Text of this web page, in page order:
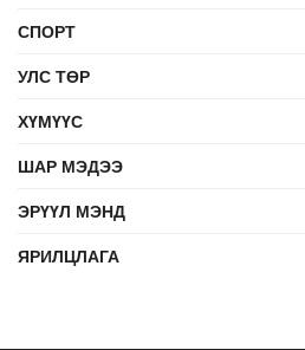
СПОРТ
УЛС ТӨР
ХҮМҮҮС
ШАР МЭДЭЭ
ЭРҮҮЛ МЭНД
ЯРИЛЦЛАГА